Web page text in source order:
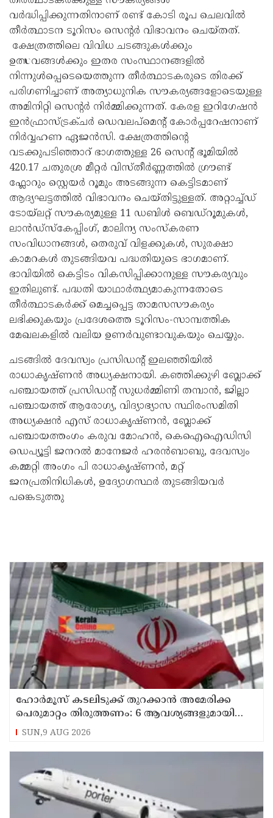
വർദ്ധിപ്പിക്കുന്നതിനാണ് രണ്ട് കോടി രൂപ ചെലവിൽ
തീർത്ഥാടന ടൂറിസം സെന്റർ വിഭാവനം ചെയ്തത്.
ക്ഷേത്രത്തിലെ വിവിധ ചടങ്ങുകൾക്കും
ഉത്സവങ്ങൾക്കും ഇതര സംസ്ഥാനങ്ങളിൽ
നിന്നുൾപ്പെടെയെത്തുന്ന തീർത്ഥാടകരുടെ തിരക്ക്
പരിഗണിച്ചാണ് അത്യാധുനിക സൗകര്യങ്ങളോടെയുള്ള
അമിനിറ്റി സെന്റർ നിർമ്മിക്കുന്നത്. കേരള ഇറിഗേഷൻ
ഇൻഫ്രാസ്ട്രക്ചർ ഡെവലപ്‌മെന്റ് കോർപ്പറേഷനാണ്
നിർവ്വഹണ ഏജൻസി. ക്ഷേത്രത്തിന്റെ
വടക്കുപടിഞ്ഞാറ് ഭാഗത്തുള്ള 26 സെന്റ് ഭൂമിയിൽ
420.17 ചതുരശ്ര മീറ്റർ വിസ്തീർണ്ണത്തിൽ ഗ്രൗണ്ട്
ഫ്ലോറും സ്റ്റെയർ റൂമും അടങ്ങുന്ന കെട്ടിടമാണ്
ആദ്യഘട്ടത്തിൽ വിഭാവനം ചെയ്തിട്ടുള്ളത്. അറ്റാച്ച്ഡ്
ടോയ്ലറ്റ് സൗകര്യമുള്ള 11 ഡബിൾ ബെഡ്റൂമുകൾ,
ലാൻഡ്സ്കേപ്പിംഗ്, മാലിന്യ സംസ്കരണ
സംവിധാനങ്ങൾ, തെരുവ് വിളക്കുകൾ, സുരക്ഷാ
കാമറകൾ തുടങ്ങിയവ പദ്ധതിയുടെ ഭാഗമാണ്.
ഭാവിയിൽ കെട്ടിടം വികസിപ്പിക്കാനുള്ള സൗകര്യവും
ഇതിലുണ്ട്. പദ്ധതി യാഥാർത്ഥ്യമാകുന്നതോടെ
തീർത്ഥാടകർക്ക് മെച്ചപ്പെട്ട താമസസൗകര്യം
ലഭിക്കുകയും പ്രദേശത്തെ ടൂറിസം-സാമ്പത്തിക
മേഖലകളിൽ വലിയ ഉണർവുണ്ടാവുകയും ചെയ്യും.
ചടങ്ങിൽ ദേവസ്വം പ്രസിഡന്റ് ഇലഞ്ഞിയിൽ
രാധാകൃഷ്ണൻ അധ്യക്ഷനായി. കഞ്ഞിക്കുഴി ബ്ലോക്ക്
പഞ്ചായത്ത് പ്രസിഡന്റ് സുധർമ്മിണി തമ്പാൻ, ജില്ലാ
പഞ്ചായത്ത് ആരോഗ്യ, വിദ്യാഭ്യാസ സ്ഥിരംസമിതി
അധ്യക്ഷൻ എസ് രാധാകൃഷ്ണൻ, ബ്ലോക്ക്
പഞ്ചായത്തംഗം കരുവ മോഹൻ, കെഐഐഡിസി
ഡെപ്യൂട്ടി ജനറൽ മാനേജർ ഹരൻബാബു, ദേവസ്വം
കമ്മറ്റി അംഗം പി രാധാകൃഷ്ണൻ, മറ്റ്
ജനപ്രതിനിധികൾ, ഉദ്യോഗസ്ഥർ തുടങ്ങിയവർ
പങ്കെടുത്തു
ഹോര്‍മൂസ് കടലിടുക്ക് തുറക്കാന്‍ അമേരിക്ക
പെരുമാറ്റം തിരുത്തണം: 6 ആവശ്യങ്ങളുമായി
ഇറാന്‍ ദേശീയ സുരക്ഷാ കൗണ്‍സില്‍
SUN,9 AUG 2026